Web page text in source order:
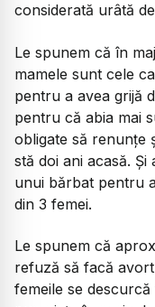
considerată urâtă
Le spunem că în
mamele sunt cele
pentru a avea grijă
pentru că abia mai
obligate să renunțe
stă doi ani acasă. Și
unui bărbat pentru
din 3 femei.
Le spunem că
refuză să facă
femeile se